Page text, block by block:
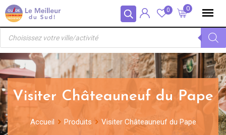
Panneau de gestion des cookies
Skip
to
content
0
0
Recherche
produits
Visiter Châteauneuf du Pape
Accueil Produits Visiter Châteauneuf du Pape